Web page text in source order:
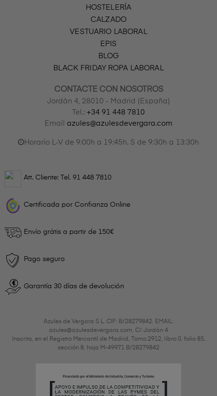
HOSTELERÍA
CALZADO
VESTUARIO LABORAL
EPIS
BLOG
BLACK FRIDAY ROPA LABORAL
CONTACTE CON NOSOTROS
Jordán 4, 28010 - Madrid (España)
Tel.: +34 91 448 7810
Email azules@azulesdevergara.com
Horario L-V de 9:00h a 19:45h. S de 9:30h a 13:30h
Att. Cliente: Tel. 91 448 7810
Certificada por Confianza Online
Envío grátis a partir de 150€
Pago seguro
Garantía 30 días de devolución
Azules de Vergara S.L. CIF: B/28279842. EMAIL:
azules@azulesdevergara.com. C/ Jordán 4
Inscrita, en el Registro Mercantil de Madrid, Tomo 2912, libro 0, folio 85,
sección 8, hoja M-49971 B/28279842